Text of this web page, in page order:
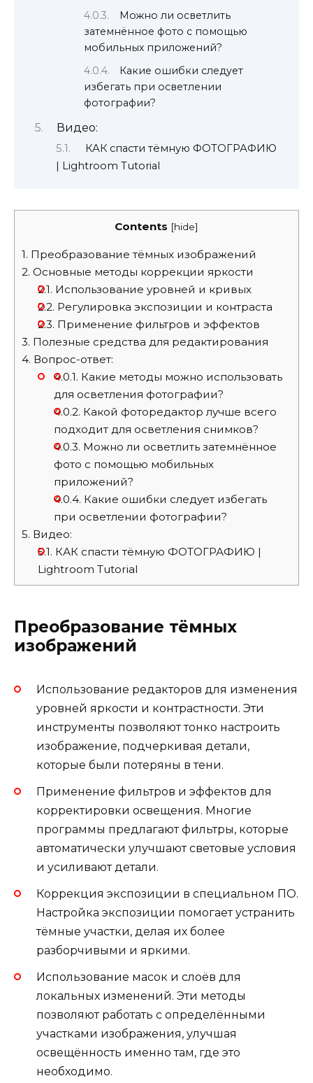
Можно ли осветлить
затемнённое фото с помощью
мобильных приложений?
Какие ошибки следует
избегать при осветлении
фотографии?
Видео:
КАК спасти тёмную ФОТОГРАФИЮ
| Lightroom Tutorial
Contents [hide]
1. Преобразование тёмных изображений
2. Основные методы коррекции яркости
2.1. Использование уровней и кривых
2.2. Регулировка экспозиции и контраста
2.3. Применение фильтров и эффектов
3. Полезные средства для редактирования
4. Вопрос-ответ:
4.0.1. Какие методы можно использовать
для осветления фотографии?
4.0.2. Какой фоторедактор лучше всего
подходит для осветления снимков?
4.0.3. Можно ли осветлить затемнённое
фото с помощью мобильных
приложений?
4.0.4. Какие ошибки следует избегать
при осветлении фотографии?
5. Видео:
5.1. КАК спасти тёмную ФОТОГРАФИЮ |
Lightroom Tutorial
Преобразование тёмных
изображений
Использование редакторов для изменения
уровней яркости и контрастности. Эти
инструменты позволяют тонко настроить
изображение, подчеркивая детали,
которые были потеряны в тени.
Применение фильтров и эффектов для
корректировки освещения. Многие
программы предлагают фильтры, которые
автоматически улучшают световые условия
и усиливают детали.
Коррекция экспозиции в специальном ПО.
Настройка экспозиции помогает устранить
тёмные участки, делая их более
разборчивыми и яркими.
Использование масок и слоёв для
локальных изменений. Эти методы
позволяют работать с определёнными
участками изображения, улучшая
освещённость именно там, где это
необходимо.